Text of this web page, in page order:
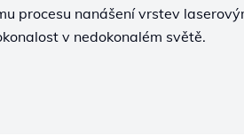
procesu nanášení vrstev
v nedokonalém světě.